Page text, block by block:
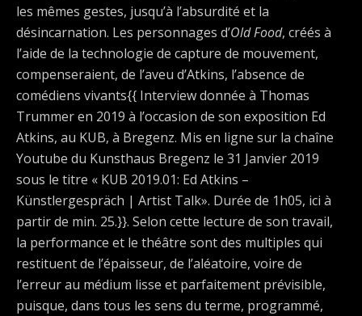
les mêmes gestes, jusqu’à l’absurdité et la
désincarnation. Les personnages d’Old Food, créés à
l’aide de la technologie de capture de mouvement,
compenseraient, de l’aveu d’Atkins, l’absence de
comédiens vivants{{ Interview donnée à Thomas
Trummer en 2019 à l’occasion de son exposition Ed
Atkins, au KUB, à Bregenz. Mis en ligne sur la chaîne
Youtube du Kunsthaus Bregenz le 31 Janvier 2019
sous le titre « KUB 2019.01: Ed Atkins –
Künstlergespräch | Artist Talk». Durée de 1h05, ici à
partir de min. 25.}}. Selon cette lecture de son travail,
la performance et le théâtre sont des multiples qui
restituent de l’épaisseur, de l’aléatoire, voire de
l’erreur au médium lisse et parfaitement prévisible,
puisque, dans tous les sens du terme, programmé,